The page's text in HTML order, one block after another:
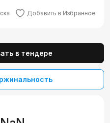
Добавить в Избранное
в тендере